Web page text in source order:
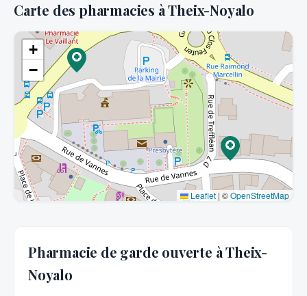
Carte des pharmacies à Theix-Noyalo
+
−
Leaflet | ©OpenStreetMap
Pharmacie de garde ouverte à Theix-
Noyalo